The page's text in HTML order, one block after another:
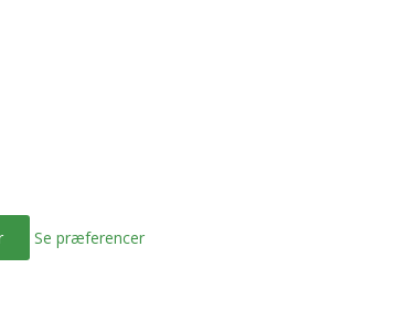
Se præferencer